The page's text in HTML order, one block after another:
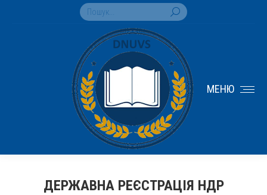
Search:
МЕНЮ
ДЕРЖАВНА РЕЄСТРАЦІЯ НДР